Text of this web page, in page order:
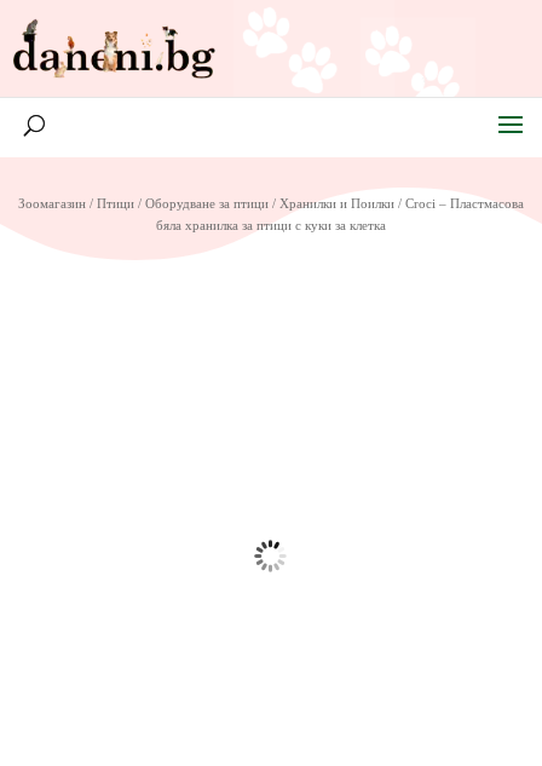
Зоомагазин/ Птици/ Оборудване за птици/ Хранилки и Поилки/ Croci – Пластмасова
бяла хранилка за птици с куки за клетка